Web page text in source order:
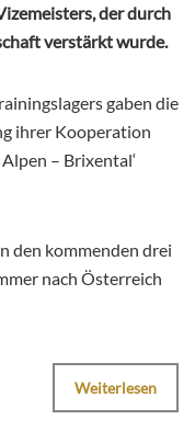
der durch
verstärkt wurde.
gaben die
ihrer Kooperation
– Brixental‘
den kommenden drei
nach Österreich
Weiterlesen